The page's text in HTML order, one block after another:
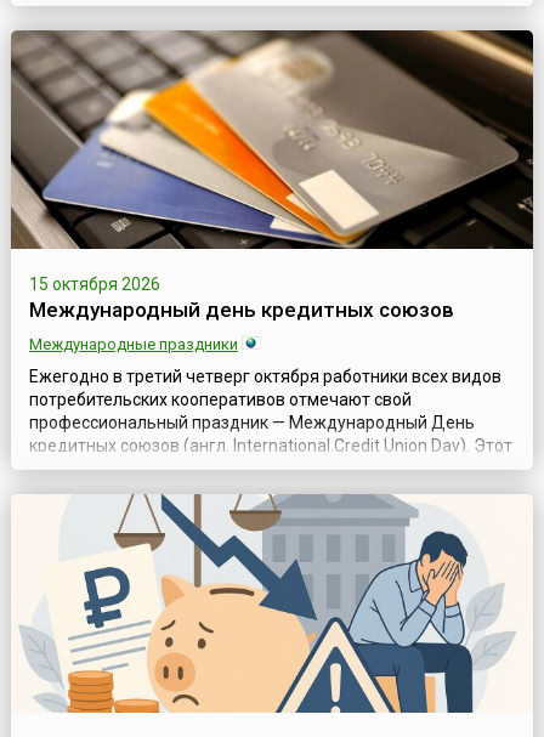
деятельности, как экономика совместного потребления.
Главная цель Дня – воспитать в людях правильное
отношение к деньгам, которые должны все время
работать, являясь жизненной силой любой э...
15 октября 2026
Международный день кредитных союзов
Международные праздники
Ежегодно в третий четверг октября работники всех видов
потребительских кооперативов отмечают свой
профессиональный праздник — Международный День
кредитных союзов (англ. International Credit Union Day). Этот
всемирный праздник отмечается с 1948 года и с тех самых
пор является поводом для проведения многочисленных
мероприятий: дней открытых дверей кредитных союзов и
филиалов, благотворительных а...